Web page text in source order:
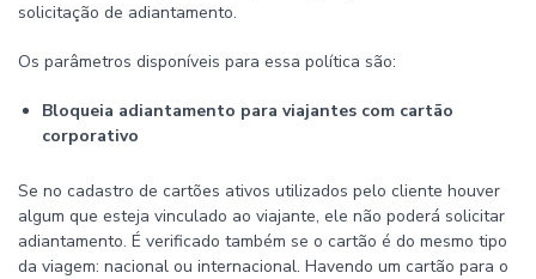
solicitação de adiantamento.
Os parâmetros disponíveis para essa política são:
Bloqueia adiantamento para viajantes com cartão
corporativo
Se no cadastro de cartões ativos utilizados pelo cliente houver
algum que esteja vinculado ao viajante, ele não poderá solicitar
adiantamento. É verificado também se o cartão é do mesmo tipo
da viagem: nacional ou internacional. Havendo um cartão para o